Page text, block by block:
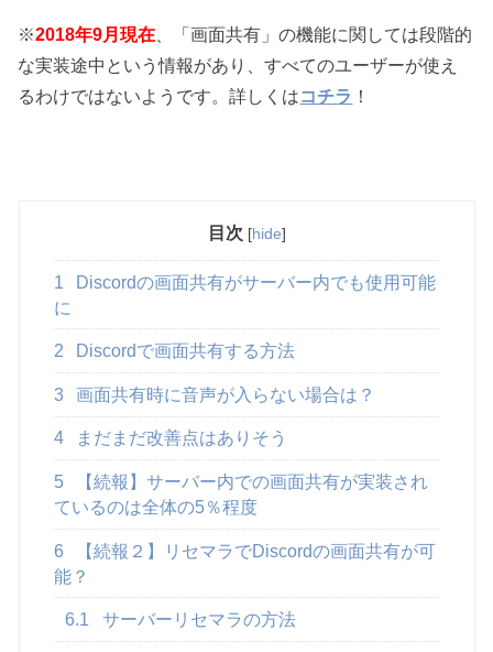
※2018年9月現在 、「画面共有」の機能に関しては段階的
な実装途中という情報があり、すべてのユーザーが使え
るわけではないようです。詳しくはコチラ ！
目次 [hide]
1
Discordの画面共有がサーバー内でも使用可能
に
2 Discordで画面共有する方法
3 画面共有時に音声が入らない場合は？
4 まだまだ改善点はありそう
5
【続報】サーバー内での画面共有が実装され
ているのは全体の5％程度
6
【続報２】リセマラでDiscordの画面共有が可
能？
6.1 サーバーリセマラの方法